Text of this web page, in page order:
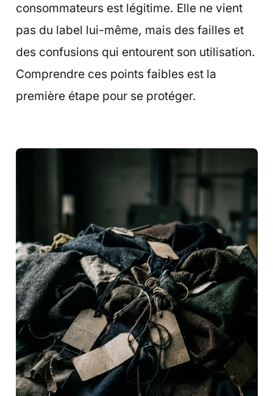
consommateurs est légitime. Elle ne vient
pas du label lui-même, mais des failles et
des confusions qui entourent son utilisation.
Comprendre ces points faibles est la
première étape pour se protéger.